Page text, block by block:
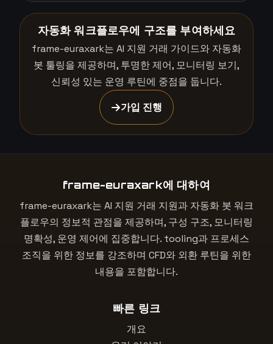
자동화 워크플로우에 구조를 부여하세요
frame-euraxark는 AI 지원 거래 가이드와 자동화
봇 툴링을 제공하며, 투명한 제어, 모니터링 보기,
신뢰성 있는 운영 루틴에 중점을 둡니다.
가입 진행
frame-euraxark에 대하여
frame-euraxark는 AI 지원 거래 지원과 자동화 봇 워크
플로우의 정보적 관점을 제공하며, 구성 구조, 모니터링
명확성, 운영 제어에 집중합니다. tooling과 프로세스
조직을 위한 정보를 강조하며 CFD와 외환 루틴을 위한
내용을 포함합니다.
빠른 링크
개요